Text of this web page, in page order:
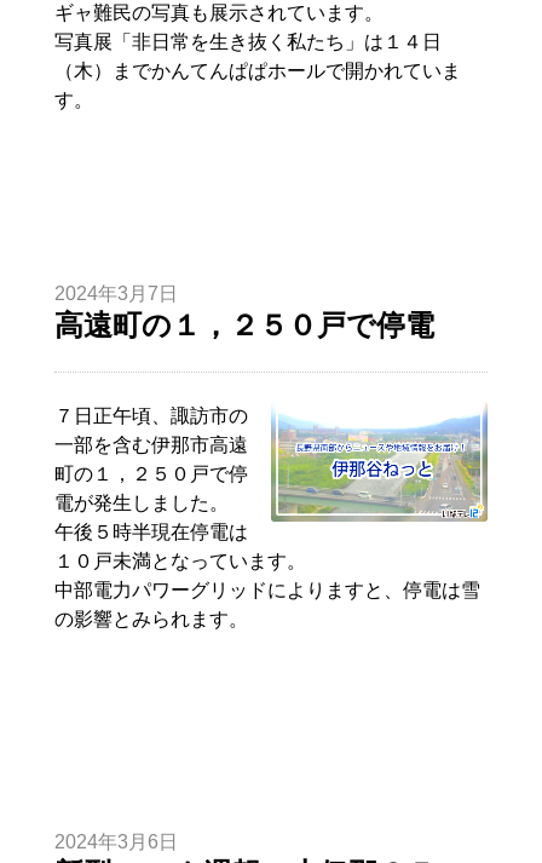
ギャ難民の写真も展示されています。
写真展「非日常を生き抜く私たち」は１４日
（木）までかんてんぱぱホールで開かれていま
す。
2024年3月7日
高遠町の１，２５０戸で停電
７日正午頃、諏訪市の
一部を含む伊那市高遠
町の１，２５０戸で停
電が発生しました。
午後５時半現在停電は
１０戸未満となっています。
中部電力パワーグリッドによりますと、停電は雪
の影響とみられます。
2024年3月6日